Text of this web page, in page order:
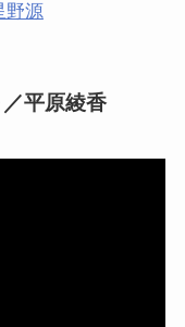
野源
平原綾香